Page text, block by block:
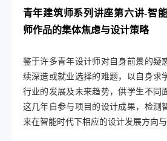
青年建筑师系列讲座第六讲-智
师作品的集体焦虑与设计策略
鉴于许多青年设计师对自身前景的疑
续深造或就业选择的难题，以自身求
行业的发展及未来趋势，供学生不同
这几年自参与项目的设计成果，检测
来在智能时代下相应的设计发展方向